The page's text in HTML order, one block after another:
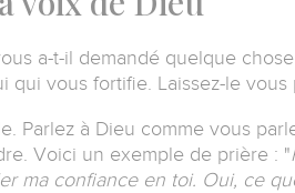
a-t-il demandé quelque
qui vous fortifie. Laissez-le
Parlez à Dieu comme vous
Voici un exemple de prière : "
ma confiance en toi. Oui, ce